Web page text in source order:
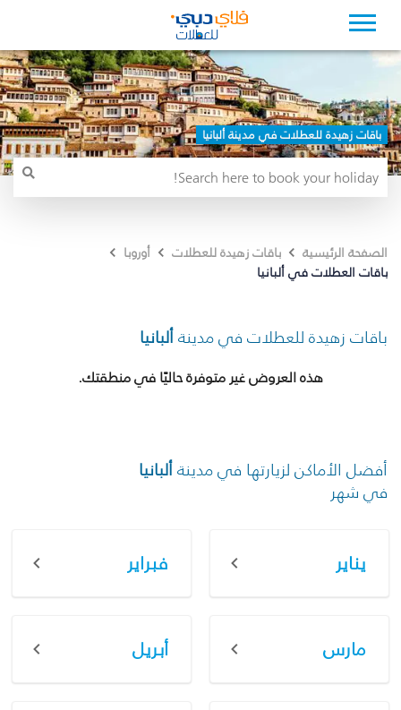
باقات زهيدة للعطلات في مدينة ألبانيا
الصفحة الرئيسية باقات زهيدة للعطلات
أوروبا
باقات العطلات في ألبانيا
باقات زهيدة للعطلات في مدينةألبانيا
هذه العروض غير متوفرة حاليًا في منطقتك.
أفضل الأماكن لزيارتها في مدينةألبانيا
في شهر
يناير فبراير
مارس أبريل